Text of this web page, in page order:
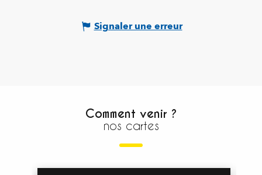
Signaler une erreur
Comment venir ?
nos cartes